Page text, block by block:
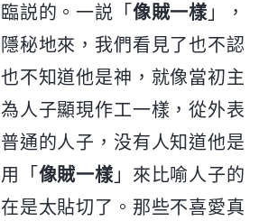
説的。一説「 像賊一樣 」，
秘地來，我們看見了也不認
不知道他是神，就像當初主
人子顯現作工一樣，從外表
通的人子，没有人知道他是
「 像賊一樣 」來比喻人子的
是太貼切了。那些不喜愛真